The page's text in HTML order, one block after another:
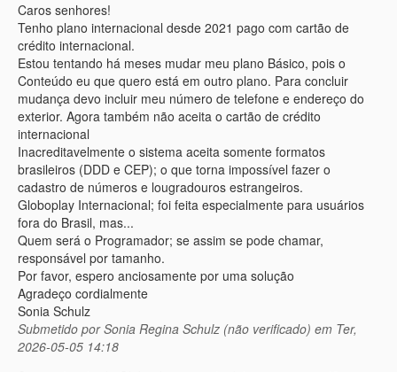
Caros senhores!
Tenho plano internacional desde 2021 pago com cartão de
crédito internacional.
Estou tentando há meses mudar meu plano Básico, pois o
Conteúdo eu que quero está em outro plano. Para concluir
mudança devo incluir meu número de telefone e endereço do
exterior. Agora também não aceita o cartão de crédito
internacional
Inacreditavelmente o sistema aceita somente formatos
brasileiros (DDD e CEP); o que torna impossível fazer o
cadastro de números e lougradouros estrangeiros.
Globoplay Internacional; foi feita especialmente para usuários
fora do Brasil, mas...
Quem será o Programador; se assim se pode chamar,
responsável por tamanho.
Por favor, espero anciosamente por uma solução
Agradeço cordialmente
Sonia Schulz
Submetido porSonia Regina Schulz (não verificado) em Ter,
2026-05-05 14:18